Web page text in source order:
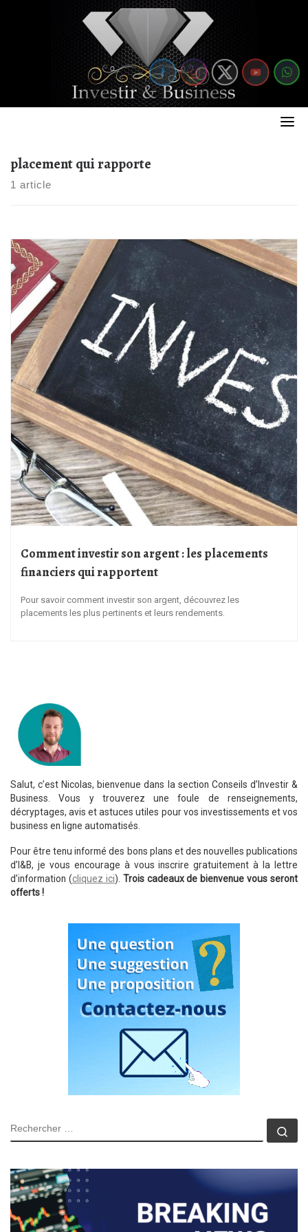
placement qui rapporte
1 article
Comment investir son argent : les placements
financiers qui rapportent
Pour savoir comment investir son argent, découvrez les
placements les plus pertinents et leurs rendements.
Salut, c’est Nicolas, bienvenue dans la section Conseils d’Investir &
Business. Vous y trouverez une foule de renseignements,
décryptages, avis et astuces utiles pour vos investissements et vos
business en ligne automatisés.
Pour être tenu informé des bons plans et des nouvelles publications
d’I&B, je vous encourage à vous inscrire gratuitement à la lettre
d’information (cliquez ici). Trois cadeaux de bienvenue vous seront
offerts !
RECHERCHER